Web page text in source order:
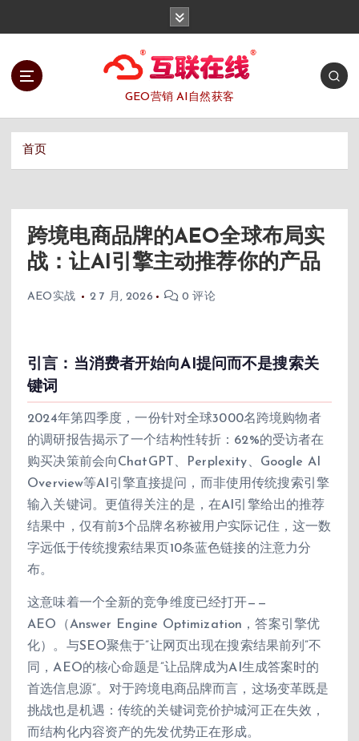
GEO营销 AI自然获客
首页
跨境电商品牌的AEO全球布局实
战：让AI引擎主动推荐你的产品
AEO实战 2 7 月, 2026 0 评论
引言：当消费者开始向AI提问而不是搜索关
键词
2024年第四季度，一份针对全球3000名跨境购物者
的调研报告揭示了一个结构性转折：62%的受访者在
购买决策前会向ChatGPT、Perplexity、Google AI
Overview等AI引擎直接提问，而非使用传统搜索引擎
输入关键词。更值得关注的是，在AI引擎给出的推荐
结果中，仅有前3个品牌名称被用户实际记住，这一数
字远低于传统搜索结果页10条蓝色链接的注意力分
布。
这意味着一个全新的竞争维度已经打开——
AEO（Answer Engine Optimization，答案引擎优
化）。与SEO聚焦于”让网页出现在搜索结果前列”不
同，AEO的核心命题是”让品牌成为AI生成答案时的
首选信息源”。对于跨境电商品牌而言，这场变革既是
挑战也是机遇：传统的关键词竞价护城河正在失效，
而结构化内容资产的先发优势正在形成。